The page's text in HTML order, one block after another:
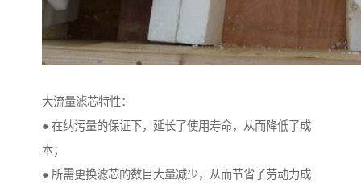
大流量滤芯特性：
● 在纳污量的保证下，延长了使用寿命，从而降低了成
本；
● 所需更换滤芯的数目大量减少，从而节省了劳动力成